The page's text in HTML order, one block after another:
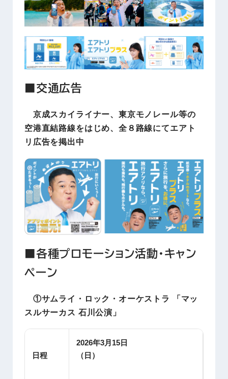
■交通広告
京成スカイライナー、東京モノレール等の
空港直結路線をはじめ、全８路線にてエアト
リ広告を掲出中
■各種プロモーション活動・キャン
ペーン
①サムライ・ロック・オーケストラ 「マッ
スルサーカス 石川公演」
日程
2026年3月15日
（日）